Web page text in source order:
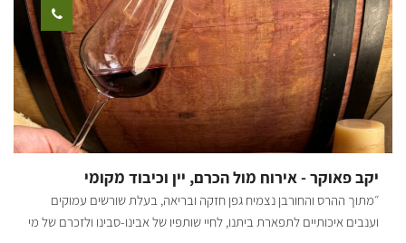
כיורים פסלים,כלים מחומר גס ו במראה טבעי. השפעת הנגב המערבי, נוף
הכלניות המרחבים הירוקים ניכרים בעבודותי באופן אומנותי ורגשי, אני
משלבת טכניקות מעורבות. הגעה לסטודיו בתיאום מראש בלבד
יקב פאוקר - אירוח מול הכרם, יין וכיבוד מקומי
״מתוך ההרס והחורבן נצמיח גפן חזקה ובריאה, בעלת שורשים עמוקים
וענבים איכותיים לתפארת ביתנו, לחיי שותפיו של אבינו-סבינו ולזכרם של מי